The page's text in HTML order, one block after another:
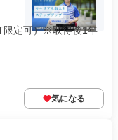
限定可）※取得後1年
気になる